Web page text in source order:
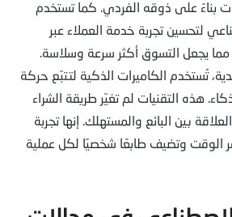
بناءً على ذوقه الفردي. كما تستخدم
لتحسين تجربة خدمة العملاء عبر
مما يجعل التسوق أكثر سرعة وسلاسة.
تُستخدم الكاميرات الذكية لتتبّع حركة
هذه التقنيات لم تغيّر طريقة الشراء
بين البائع والمستهلك. إنها تجربة
الوقت وتضيف طابعًا شخصيًا لكل عملية